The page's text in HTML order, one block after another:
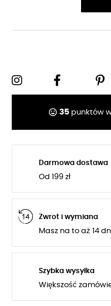
tag_faces 35punktów
Darmowa dostawa
Od 199 zł
Zwrot i wymiana
Masz na to aż 14
Szybka wysyłka
Większość